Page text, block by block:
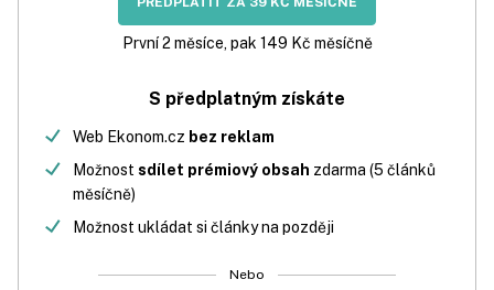
První 2 měsíce, pak 149 Kč měsíčně
S předplatným získáte
Web Ekonom.cz bez reklam
Možnost sdílet prémiový obsah zdarma (5 článků
měsíčně)
Možnost ukládat si články na později
Nebo